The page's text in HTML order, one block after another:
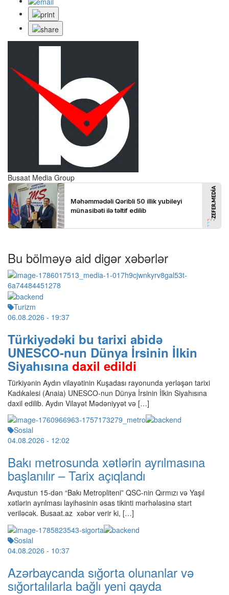
Busaat Media Group
Bu bölməyə aid digər xəbərlər
Turizm
06.08.2026 - 19:37
Türkiyədəki bu tarixi abidə
UNESCO-nun Dünya İrsinin İlkin
Siyahısına daxil edildi
Türkiyənin Aydın vilayətinin Kuşadası rayonunda yerləşən tarixi
Kadıkalesi (Anaia) UNESCO-nun Dünya İrsinin İlkin Siyahısına
daxil edilib. Aydın Vilayət Mədəniyyət və […]
Sosial
04.08.2026 - 12:02
Bakı metrosunda xətlərin ayrılmasına
başlanılır – Tarix açıqlandı
Avqustun 15-dən “Bakı Metropliteni” QSC-nin Qırmızı və Yaşıl
xətlərin ayrılması layihəsinin əsas tikinti mərhələsinə start
veriləcək. Busaat.az xəbər verir ki, […]
Sosial
04.08.2026 - 10:37
Azərbaycanda sığorta olunanlar və
sığortalılarla bağlı yeni qayda